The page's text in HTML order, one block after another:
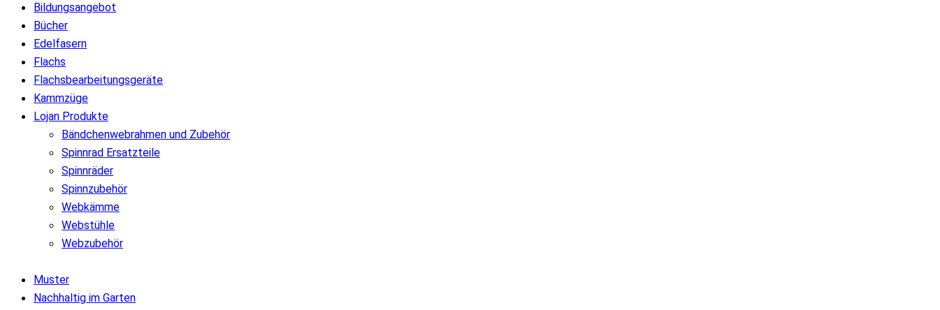
Bildungsangebot
Bücher
Edelfasern
Flachs
Flachsbearbeitungsgeräte
Kammzüge
Lojan Produkte
Bändchenwebrahmen und Zubehör
Spinnrad Ersatzteile
Spinnräder
Spinnzubehör
Webkämme
Webstühle
Webzubehör
Muster
Nachhaltig im Garten